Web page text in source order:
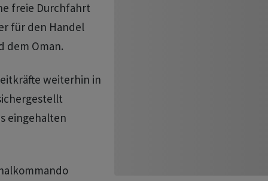
freie Durchfahrt
für den Handel
dem Oman.
weiterhin in
eingehalten